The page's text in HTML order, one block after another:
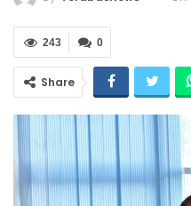
0
243
Share